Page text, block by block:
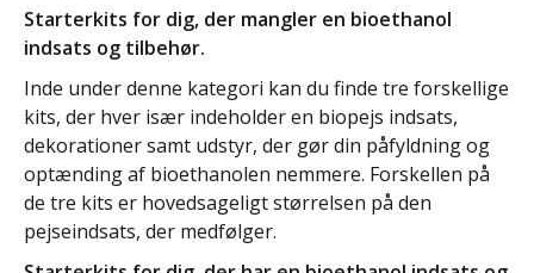
Starterkits for dig, der mangler en bioethanol
indsats og tilbehør.
Inde under denne kategori kan du finde tre forskellige
kits, der hver især indeholder en biopejs indsats,
dekorationer samt udstyr, der gør din påfyldning og
optænding af bioethanolen nemmere. Forskellen på
de tre kits er hovedsageligt størrelsen på den
pejseindsats, der medfølger.